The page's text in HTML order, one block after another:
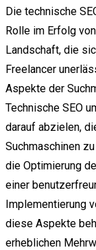
Die technische
Rolle im Erfolg
Landschaft, die
Freelancer
Aspekte der
Technische SEO
darauf abzielen,
Suchmaschinen
die Optimierung
einer
Implementierung
diese Aspekte
erheblichen